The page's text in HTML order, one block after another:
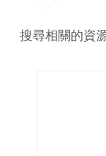
搜尋相關的資